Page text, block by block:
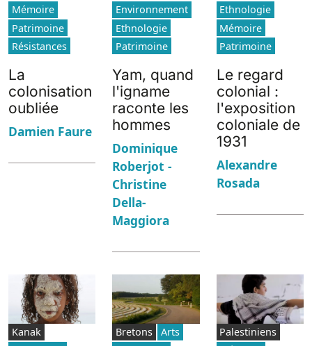
Mémoire
Patrimoine
Résistances
La
colonisation
oubliée
Damien Faure
Environnement
Ethnologie
Patrimoine
Yam, quand
l'igname
raconte les
hommes
Dominique
Roberjot -
Christine
Della-
Maggiora
Ethnologie
Mémoire
Patrimoine
Le regard
colonial :
l'exposition
coloniale de
1931
Alexandre
Rosada
Kanak
Bretons
Arts
Palestiniens